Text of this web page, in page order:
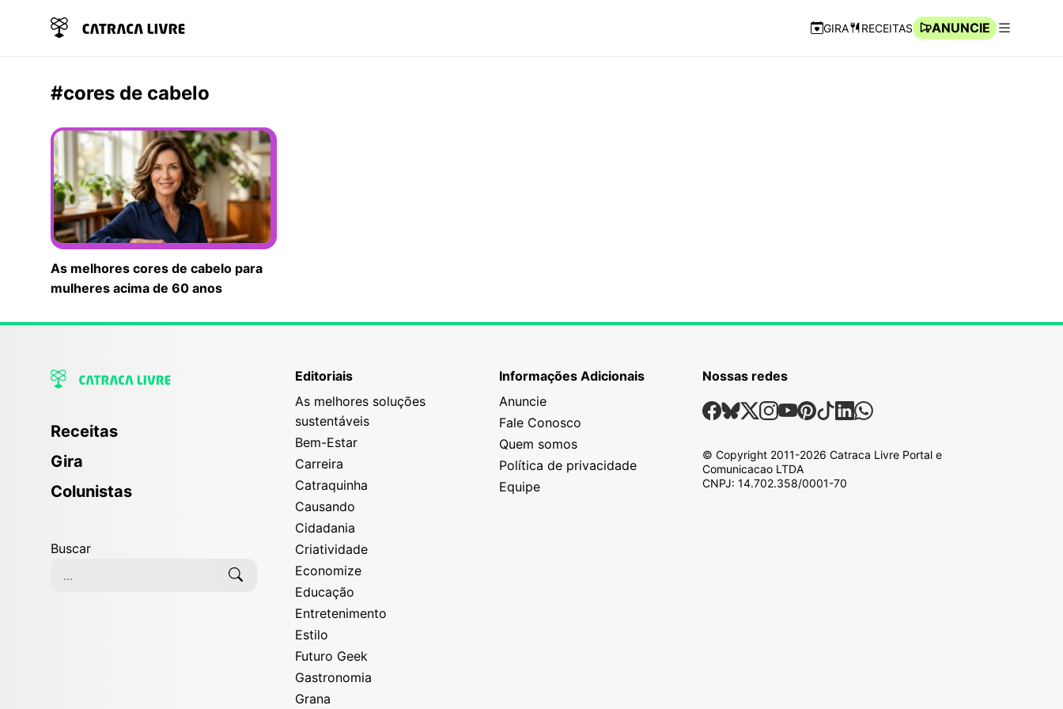
Navegação Rápida
GIRA RECEITAS
ANUNCIE
#cores de cabelo
As melhores cores de cabelo para
mulheres acima de 60 anos
Receitas
Gira
Colunistas
Buscar
Editoriais
As melhores soluções
sustentáveis
Bem-Estar
Carreira
Catraquinha
Causando
Cidadania
Criatividade
Economize
Educação
Entretenimento
Estilo
Futuro Geek
Gastronomia
Grana
Informações Adicionais
Anuncie
Fale Conosco
Quem somos
Política de privacidade
Equipe
Nossas redes
Nossas Redes Sociais
Facebook
Bsky
X Instagram
Youtube
Pinterest
TiktokLinkedin
Whatsapp
© Copyright 2011-2026 Catraca Livre Portal e
Comunicacao LTDA
CNPJ: 14.702.358/0001-70